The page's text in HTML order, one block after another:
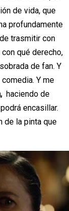
de vida, que
profundamente
trasmitir con
qué derecho,
de fan. Y
Y me
haciendo de
encasillar.
de la pinta que